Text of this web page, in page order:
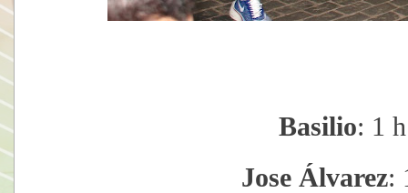
Basilio: 1
Jose Álvarez: